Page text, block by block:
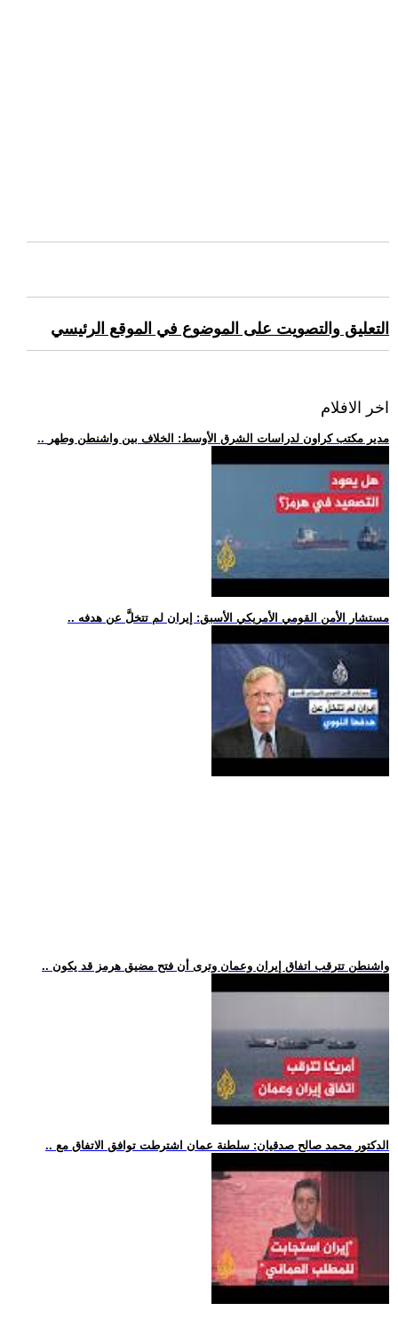
التعليق والتصويت على الموضوع في الموقع الرئيسي
اخر الافلام
.. مدير مكتب كراون لدراسات الشرق الأوسط: الخلاف بين واشنطن وطهر
.. مستشار الأمن القومي الأمريكي الأسبق: إيران لم تتخلَّ عن هدفه
.. واشنطن تترقب اتفاق إيران وعمان وترى أن فتح مضيق هرمز قد يكون
.. الدكتور محمد صالح صدقيان: سلطنة عمان اشترطت توافق الاتفاق مع